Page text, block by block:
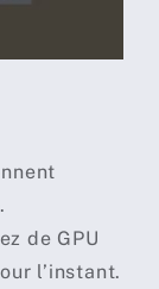
de GPU
l’instant.